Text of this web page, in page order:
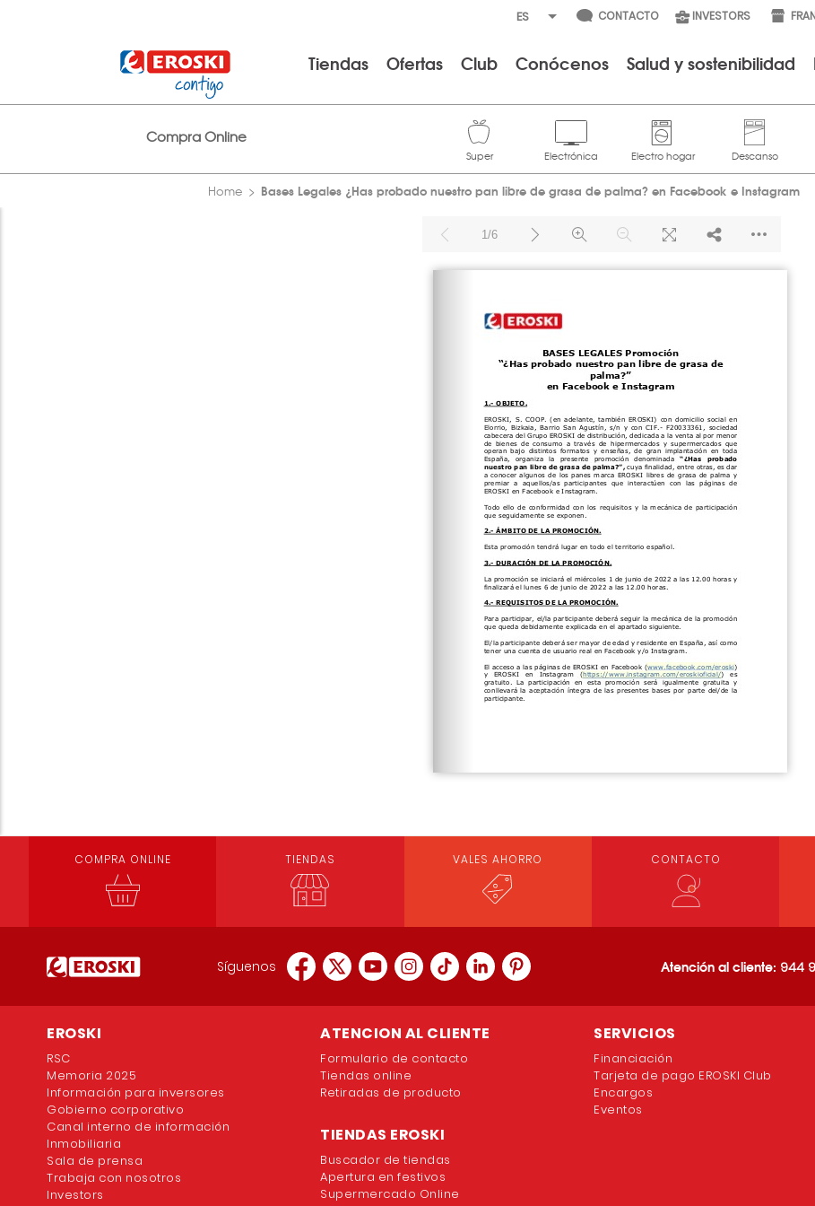
CONTACTO INVESTORS
Tiendas Ofertas Club Conócenos Salud y sostenibilidad
Compra Online
Home Bases Legales ¿Has probado nuestro pan libre de grasa de palma? en Facebook e Instagram
Loading PDF 100% ...
1/6
COMPRA ONLINE TIENDAS VALES AHORRO CONTACTO
Síguenos Atención al cliente: 944
EROSKI
RSC
Memoria 2025
Información para inversores
Gobierno corporativo
Canal interno de información
Inmobiliaria
Sala de prensa
Trabaja con nosotros
Investors
ATENCION AL CLIENTE
Formulario de contacto
Tiendas online
Retiradas de producto
TIENDAS EROSKI
Buscador de tiendas
Apertura en festivos
Supermercado Online
SERVICIOS
Financiación
Tarjeta de pago EROSKI Club
Encargos
Eventos